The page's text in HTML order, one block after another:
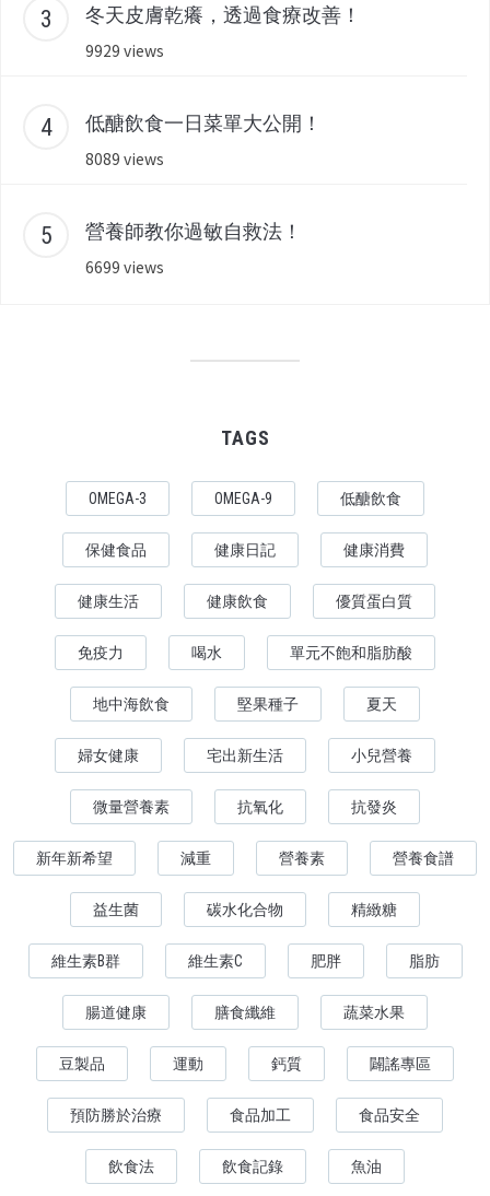
冬天皮膚乾癢，透過食療改善！
9929 views
低醣飲食一日菜單大公開！
8089 views
營養師教你過敏自救法！
6699 views
TAGS
OMEGA-3 OMEGA-9 低醣飲食
保健食品 健康日記 健康消費
健康生活 健康飲食 優質蛋白質
免疫力 喝水 單元不飽和脂肪酸
地中海飲食 堅果種子 夏天
婦女健康 宅出新生活 小兒營養
微量營養素 抗氧化 抗發炎
新年新希望 減重 營養素 營養食譜
益生菌 碳水化合物 精緻糖
維生素B群 維生素C 肥胖 脂肪
腸道健康 膳食纖維 蔬菜水果
豆製品 運動 鈣質 闢謠專區
預防勝於治療 食品加工 食品安全
飲食法 飲食記錄 魚油